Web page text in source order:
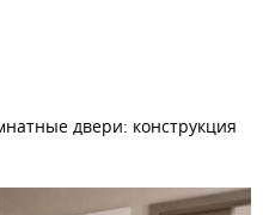
двери: конструкция